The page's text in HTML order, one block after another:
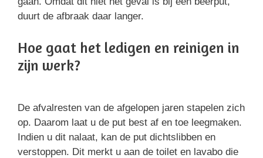
duurt de afbraak daar langer.
Hoe gaat het ledigen en reinigen in
zijn werk?
De afvalresten van de afgelopen jaren stapelen zich
op. Daarom laat u de put best af en toe leegmaken.
Indien u dit nalaat, kan de put dichtslibben en
verstoppen. Dit merkt u aan de toilet en lavabo die